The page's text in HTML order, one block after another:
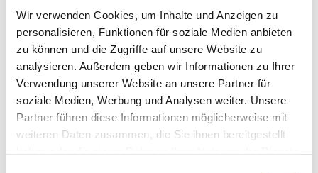
Wir verwenden Cookies, um Inhalte und Anzeigen zu
personalisieren, Funktionen für soziale Medien anbieten
zu können und die Zugriffe auf unsere Website zu
analysieren. Außerdem geben wir Informationen zu Ihrer
Verwendung unserer Website an unsere Partner für
soziale Medien, Werbung und Analysen weiter. Unsere
Partner führen diese Informationen möglicherweise mit
weiteren Daten zusammen, die Sie ihnen bereitgestellt
haben oder die sie im Rahmen Ihrer Nutzung der Dienste
Veranstalter
SBV und Tourismus Engadin Scuol
Samnaun Val Müstair AG
Veranstaltungsort
Startpunkt: Gäste-Information Scuol
Stradun 403a
7550 Scuol